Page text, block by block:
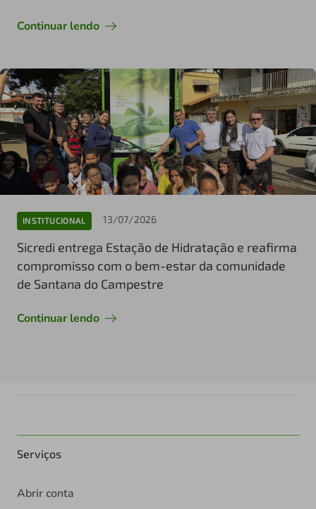
Continuar lendo
INSTITUCIONAL 13/07/2026
Sicredi entrega Estação de Hidratação e reafirma
compromisso com o bem-estar da comunidade
de Santana do Campestre
Continuar lendo
Serviços
Abrir conta